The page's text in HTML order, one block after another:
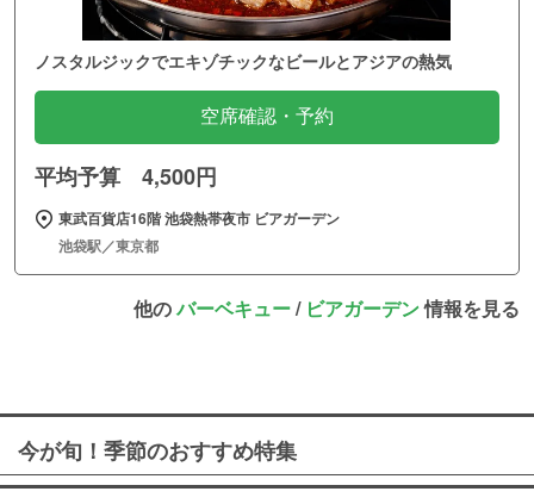
ノスタルジックでエキゾチックなビールとアジアの熱気
空席確認・予約
平均予算 4,500円
東武百貨店16階 池袋熱帯夜市 ビアガーデン
池袋駅／東京都
他のバーベキュー/ ビアガーデン情報を見る
今が旬！季節のおすすめ特集